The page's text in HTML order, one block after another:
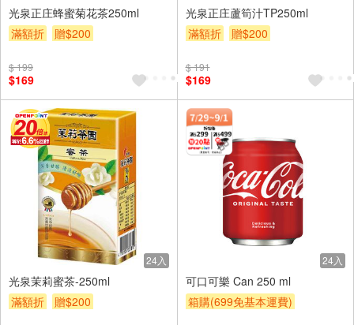
光泉正庄蜂蜜菊花茶250ml
滿額折
贈$200
$ 199
$169
光泉正庄蘆筍汁TP250ml
滿額折
贈$200
$ 191
$169
24入
光泉茉莉蜜茶-250ml
滿額折
贈$200
24入
可口可樂 Can 250 ml
箱購(699免基本運費)